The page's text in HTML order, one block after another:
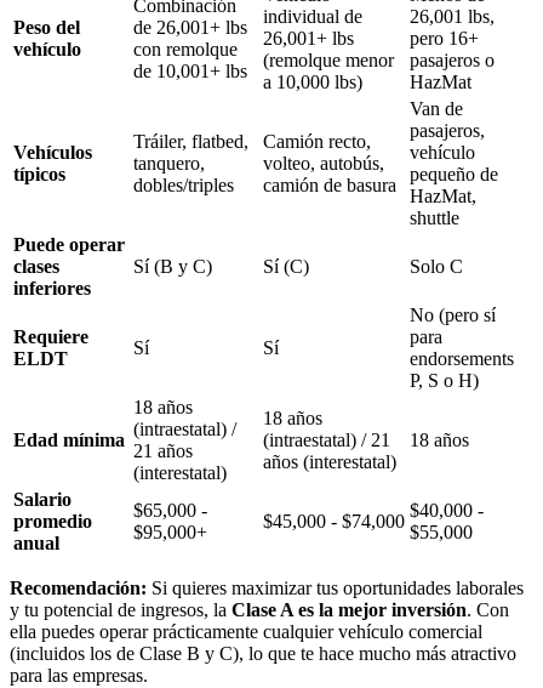
Peso del
vehículo
Combinación
de 26,001+ lbs
con remolque
de 10,001+ lbs
individual de
26,001+ lbs
(remolque menor
a 10,000 lbs)
26,001 lbs,
pero 16+
pasajeros o
HazMat
Vehículos
típicos
Tráiler, flatbed,
tanquero,
dobles/triples
Camión recto,
volteo, autobús,
camión de basura
Van de
pasajeros,
vehículo
pequeño de
HazMat,
shuttle
Puede operar
clases
inferiores
Sí (B y C) Sí (C) Solo C
Requiere
ELDT
Sí Sí
No (pero sí
para
endorsements
P, S o H)
Edad mínima
18 años
(intraestatal) /
21 años
(interestatal)
18 años
(intraestatal) / 21
años (interestatal)
18 años
Salario
promedio
anual
$65,000 -
$95,000+
$45,000 - $74,000
$40,000 -
$55,000
Recomendación: Si quieres maximizar tus oportunidades laborales
y tu potencial de ingresos, la Clase A es la mejor inversión. Con
ella puedes operar prácticamente cualquier vehículo comercial
(incluidos los de Clase B y C), lo que te hace mucho más atractivo
para las empresas.